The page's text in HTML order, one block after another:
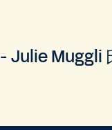
- Julie Muggli